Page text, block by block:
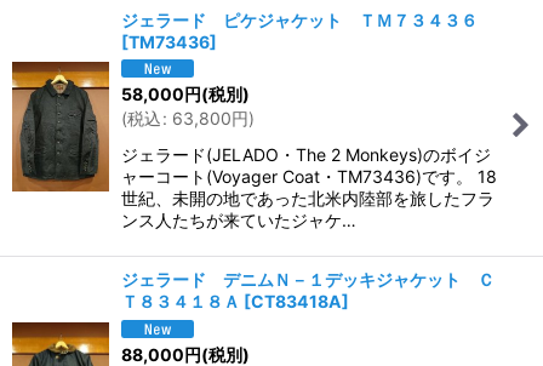
ジェラード ピケジャケット ＴＭ７３４３６
[TM73436]
58,000円(税別)
(税込: 63,800円)
ジェラード(JELADO・The 2 Monkeys)のボイジ
ャーコート(Voyager Coat・TM73436)です。 18
世紀、未開の地であった北米内陸部を旅したフラ
ンス人たちが来ていたジャケ…
ジェラード デニムＮ－１デッキジャケット Ｃ
Ｔ８３４１８Ａ [CT83418A]
88,000円(税別)